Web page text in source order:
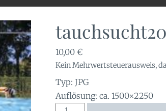
10,00 €
Kein Mehrwertsteuerausweis,
Typ: JPG
Auflösung: ca. 1500×2250
tauchsucht20251003_181544